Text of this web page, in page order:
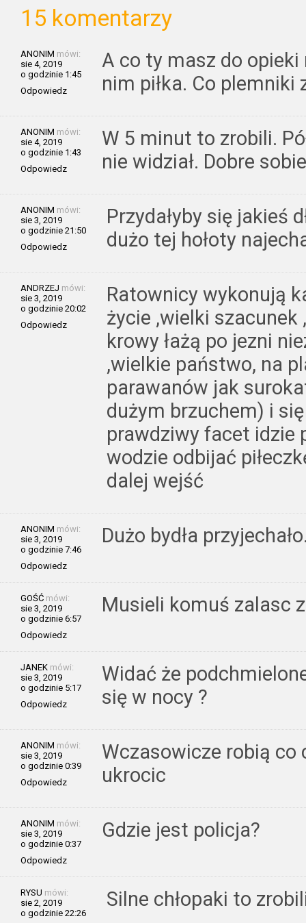
15 komentarzy
ANONIM mówi:
sie 4, 2019
o godzinie 1:45
Odpowiedz
A co ty masz do
nim piłka. Co plemniki
ANONIM mówi:
sie 4, 2019
o godzinie 1:43
Odpowiedz
W 5 minut to zrobili.
nie widział. Dobre sobie
ANONIM mówi:
sie 3, 2019
o godzinie 21:50
Odpowiedz
Przydałyby się jakieś
dużo tej hołoty
ANDRZEJ mówi:
sie 3, 2019
o godzinie 20:02
Odpowiedz
Ratownicy wykonują
życie ,wielki
krowy łażą po jezni
,wielkie państwo, na
parawanów jak
dużym brzuchem) i
prawdziwy facet idzie
wodzie odbijać
dalej wejść
ANONIM mówi:
sie 3, 2019
o godzinie 7:46
Odpowiedz
Dużo bydła
GOŚĆ mówi:
sie 3, 2019
o godzinie 6:57
Odpowiedz
Musieli komuś zalasc
JANEK mówi:
sie 3, 2019
o godzinie 5:17
Odpowiedz
Widać że
się w nocy ?
ANONIM mówi:
sie 3, 2019
o godzinie 0:39
Odpowiedz
Wczasowicze robią
ukrocic
ANONIM mówi:
sie 3, 2019
o godzinie 0:37
Odpowiedz
Gdzie jest policja?
RYSU mówi:
sie 2, 2019
o godzinie 22:26
Silne chłopaki to